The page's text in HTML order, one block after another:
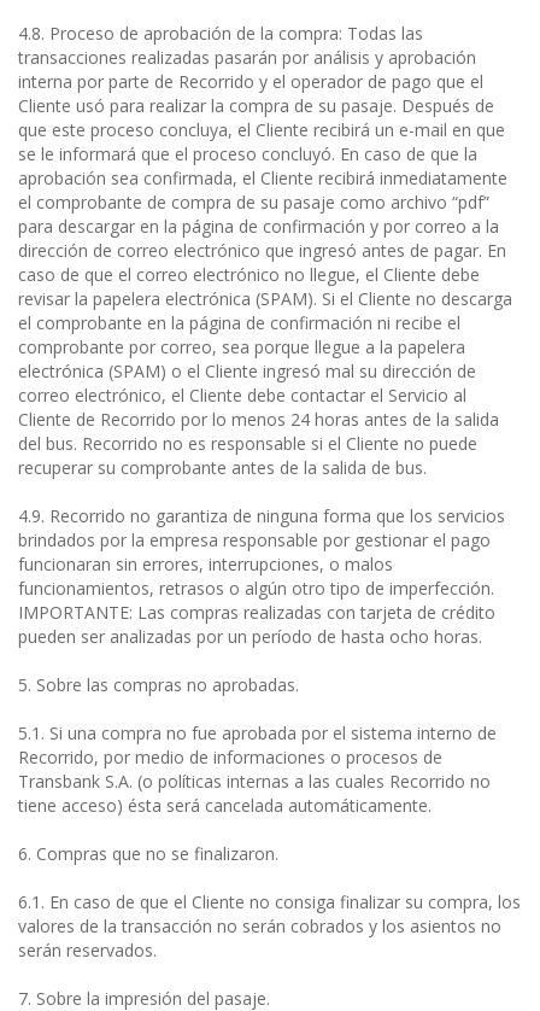
4.8. Proceso de aprobación de la compra: Todas las
transacciones realizadas pasarán por análisis y aprobación
interna por parte de Recorrido y el operador de pago que el
Cliente usó para realizar la compra de su pasaje. Después de
que este proceso concluya, el Cliente recibirá un e-mail en que
se le informará que el proceso concluyó. En caso de que la
aprobación sea confirmada, el Cliente recibirá inmediatamente
el comprobante de compra de su pasaje como archivo “pdf”
para descargar en la página de confirmación y por correo a la
dirección de correo electrónico que ingresó antes de pagar. En
caso de que el correo electrónico no llegue, el Cliente debe
revisar la papelera electrónica (SPAM). Si el Cliente no descarga
el comprobante en la página de confirmación ni recibe el
comprobante por correo, sea porque llegue a la papelera
electrónica (SPAM) o el Cliente ingresó mal su dirección de
correo electrónico, el Cliente debe contactar el Servicio al
Cliente de Recorrido por lo menos 24 horas antes de la salida
del bus. Recorrido no es responsable si el Cliente no puede
recuperar su comprobante antes de la salida de bus.
4.9. Recorrido no garantiza de ninguna forma que los servicios
brindados por la empresa responsable por gestionar el pago
funcionaran sin errores, interrupciones, o malos
funcionamientos, retrasos o algún otro tipo de imperfección.
IMPORTANTE: Las compras realizadas con tarjeta de crédito
pueden ser analizadas por un período de hasta ocho horas.
5. Sobre las compras no aprobadas.
5.1. Si una compra no fue aprobada por el sistema interno de
Recorrido, por medio de informaciones o procesos de
Transbank S.A. (o políticas internas a las cuales Recorrido no
tiene acceso) ésta será cancelada automáticamente.
6. Compras que no se finalizaron.
6.1. En caso de que el Cliente no consiga finalizar su compra, los
valores de la transacción no serán cobrados y los asientos no
serán reservados.
7. Sobre la impresión del pasaje.